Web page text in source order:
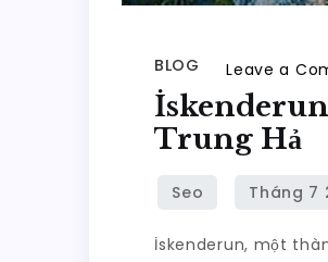
BLOG Leave a
Trung Hả
İskenderun, một